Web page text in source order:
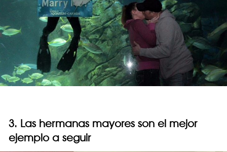
3. Las hermanas mayores son el mejor
ejemplo a seguir